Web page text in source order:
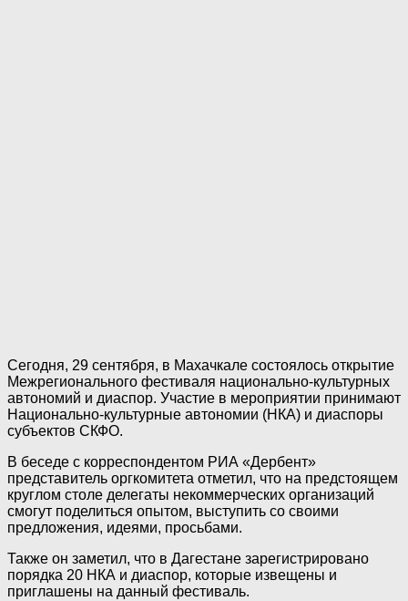
Сегодня, 29 сентября, в Махачкале состоялось открытие
Межрегионального фестиваля национально-культурных
автономий и диаспор. Участие в мероприятии принимают
Национально-культурные автономии (НКА) и диаспоры
субъектов СКФО.
В беседе с корреспондентом РИА «Дербент»
представитель оргкомитета отметил, что на предстоящем
круглом столе делегаты некоммерческих организаций
смогут поделиться опытом, выступить со своими
предложения, идеями, просьбами.
Также он заметил, что в Дагестане зарегистрировано
порядка 20 НКА и диаспор, которые извещены и
приглашены на данный фестиваль.